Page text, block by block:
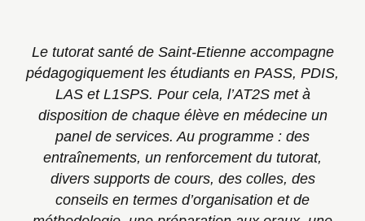
Le tutorat santé de Saint-Etienne accompagne
pédagogiquement les étudiants en PASS, PDIS,
LASet L1SPS. Pour cela, l’AT2S met à
disposition de chaque élève en médecine un
panel de services. Au programme : des
entraînements, un renforcement du tutorat,
divers supports de cours, des colles, des
conseils en termes d’organisation et de